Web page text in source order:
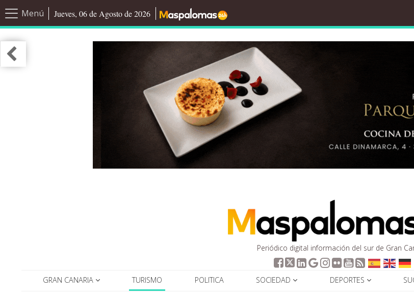
Menú Jueves, 06 de Agosto de 2026
Periódico digital información del sur de Gran
GRAN CANARIA TURISMO POLITICA SOCIEDAD DEPORTES